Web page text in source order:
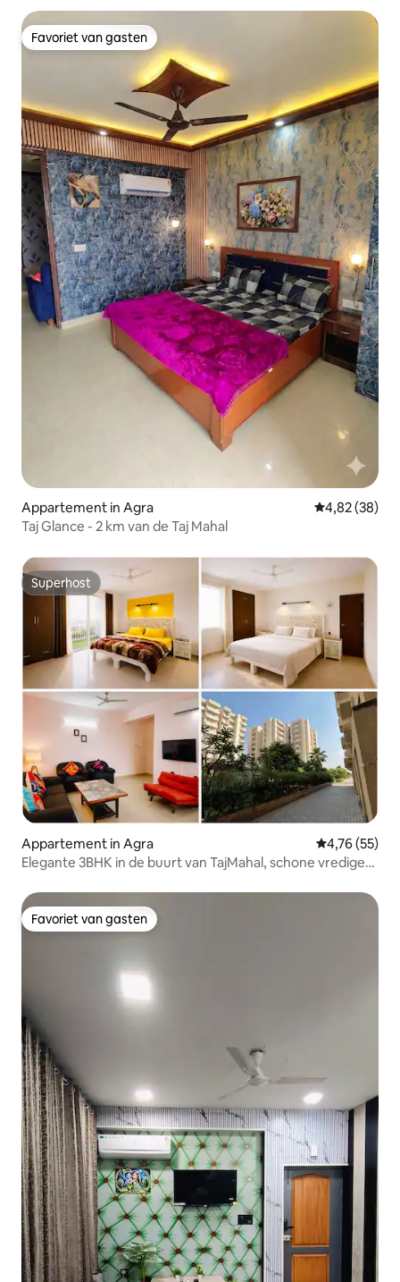
Favoriet van gasten
Favoriet van gasten
Appartement in Agra Gemiddelde
4,82 (38)
Taj Glance - 2 km van de Taj Mahal
Superhost
Superhost
Appartement in Agra Gemiddelde
4,76 (55)
Elegante 3BHK in de buurt van TajMahal, schone vredige
Favoriet van gasten
Favoriet van gasten